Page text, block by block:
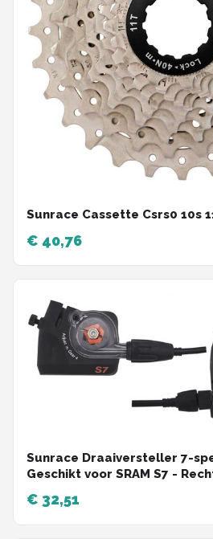
Sunrace Cassette Csrs0 10s
€ 40,76
Sunrace Draaiversteller 7-
Geschikt voor SRAM S7 -
€ 32,51